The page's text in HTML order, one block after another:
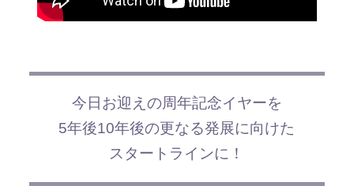
今日お迎えの周年記念イヤーを
5年後10年後の更なる発展に向けた
スタートラインに！